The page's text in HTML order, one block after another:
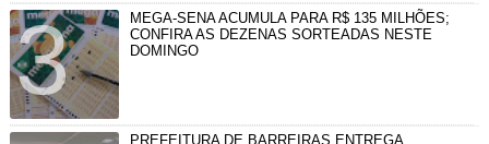
MEGA-SENA ACUMULA PARA R$ 135 MILHÕES;
CONFIRA AS DEZENAS SORTEADAS NESTE
DOMINGO
PREFEITURA DE BARREIRAS ENTREGA